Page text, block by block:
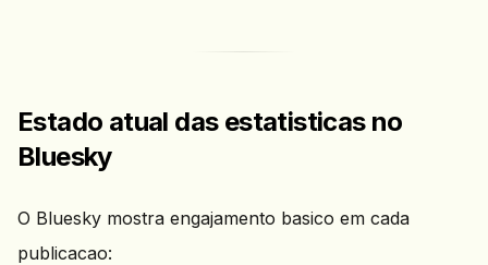
Estado atual das estatisticas no
Bluesky
O Bluesky mostra engajamento basico em cada
publicacao: